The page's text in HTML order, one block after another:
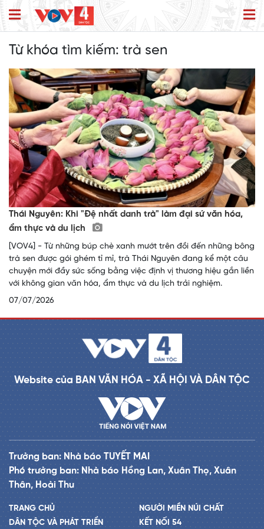
Từ khóa tìm kiếm: trà sen
Thái Nguyên: Khi "Đệ nhất danh trà" làm đại sứ văn hóa,
ẩm thực và du lịch
[VOV4] - Từ những búp chè xanh mướt trên đồi đến những bông
trà sen được gói ghém tỉ mỉ, trà Thái Nguyên đang kể một câu
chuyện mới đầy sức sống bằng việc định vị thương hiệu gắn liền
với không gian văn hóa, ẩm thực và du lịch trải nghiệm.
07/07/2026
Website của BAN VĂN HÓA - XÃ HỘI VÀ DÂN TỘC
Trưởng ban: Nhà báo TUYẾT MAI
Phó trưởng ban: Nhà báo Hồng Lan, Xuân Thọ, Xuân
Thân, Hoài Thu
TRANG CHỦ
DÂN TỘC VÀ PHÁT TRIỂN
NGƯỜI MIỀN NÚI CHẤT
KẾT NỐI 54